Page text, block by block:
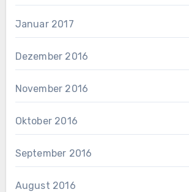
Januar 2017
Dezember 2016
November 2016
Oktober 2016
September 2016
August 2016